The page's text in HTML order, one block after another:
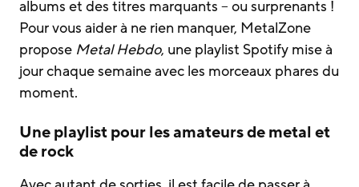
albums et des titres marquants – ou surprenants !
Pour vous aider à ne rien manquer, MetalZone
propose Metal Hebdo, une playlist Spotify mise à
jour chaque semaine avec les morceaux phares du
moment.
Une playlist pour les amateurs de metal et
de rock